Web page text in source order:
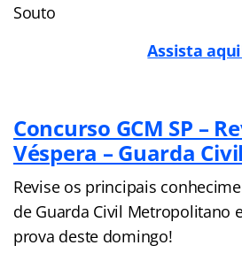
Souto
Assista
Concurso GCM SP –
Véspera – Guarda Civil
Revise os principais
de Guarda Civil Metropolitano
prova deste domingo!